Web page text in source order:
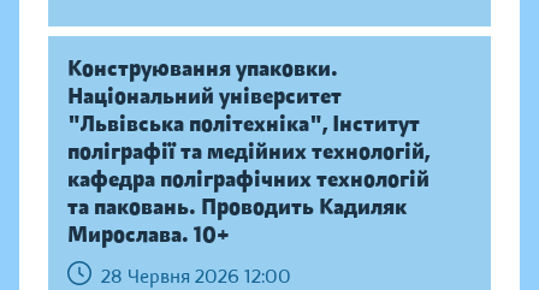
Конструювання упаковки.
Національний університет
"Львівська політехніка", Інститут
поліграфії та медійних технологій,
кафедра поліграфічних технологій
та паковань. Проводить Кадиляк
Мирослава. 10+
28 Червня 2026 12:00